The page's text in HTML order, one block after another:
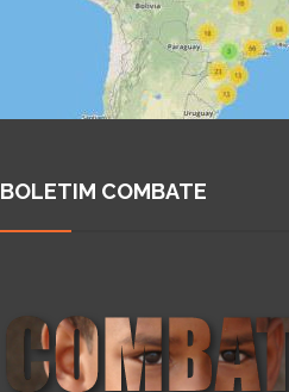
BOLETIM COMBATE